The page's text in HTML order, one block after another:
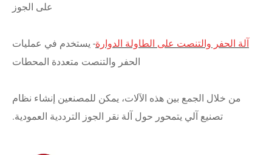
على الجوز
آلة الحفر والتنصت على الطاولة الدوارة- يستخدم في عمليات
الحفر والتنصت متعددة المحطات
من خلال الجمع بين هذه الآلات، يمكن للمصنعين إنشاء نظام
تصنيع آلي يتمحور حول آلة نقر الجوز الترددية العمودية.